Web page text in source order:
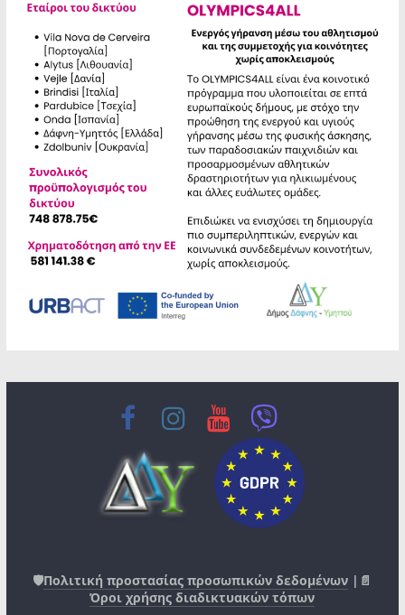
🛡️Πολιτική προστασίας προσωπικών δεδομένων |📄
Όροι χρήσης διαδικτυακών τόπων